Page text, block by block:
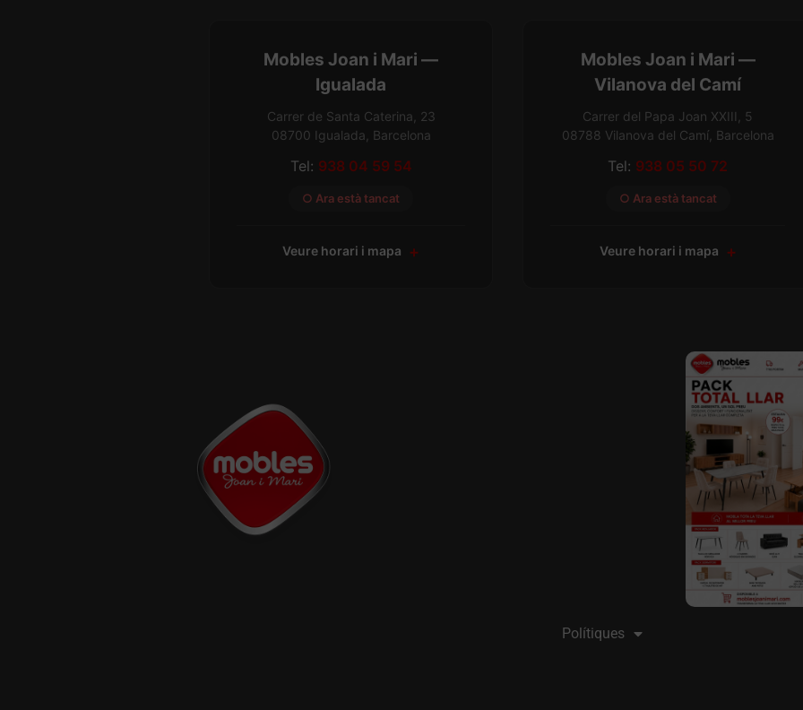
Mobles Joan i Mari —
Igualada
Carrer de Santa Caterina, 23
08700 Igualada, Barcelona
Tel: 938 04 59 54
○ Ara està tancat
Veure horari i mapa
Mobles Joan i Mari —
Vilanova del Camí
Carrer del Papa Joan XXIII, 5
08788 Vilanova del Camí, Barcelona
Tel: 938 05 50 72
○ Ara està tancat
Veure horari i mapa
Polítiques